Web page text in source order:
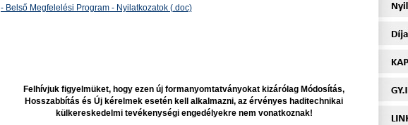
- Belső Megfelelési Program - Nyilatkozatok (.doc)
Felhívjuk figyelmüket, hogy ezen új formanyomtatványokat kizárólag Módosítás,
Hosszabbítás és Új kérelmek esetén kell alkalmazni, az érvényes haditechnikai
külkereskedelmi tevékenységi engedélyekre nem vonatkoznak!